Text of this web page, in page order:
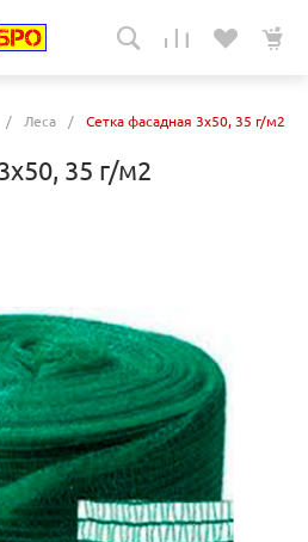
/ Леса / Сетка фасадная 3х50, 35 г/м2
35 г/м2